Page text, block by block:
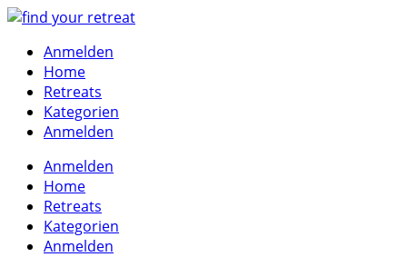
Skip
contentAnmelden
Home
Retreats
Kategorien
Anmelden
Anmelden
Home
Retreats
Kategorien
Anmelden